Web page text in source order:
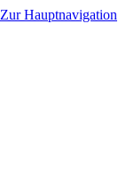
Zur Hauptnavigation